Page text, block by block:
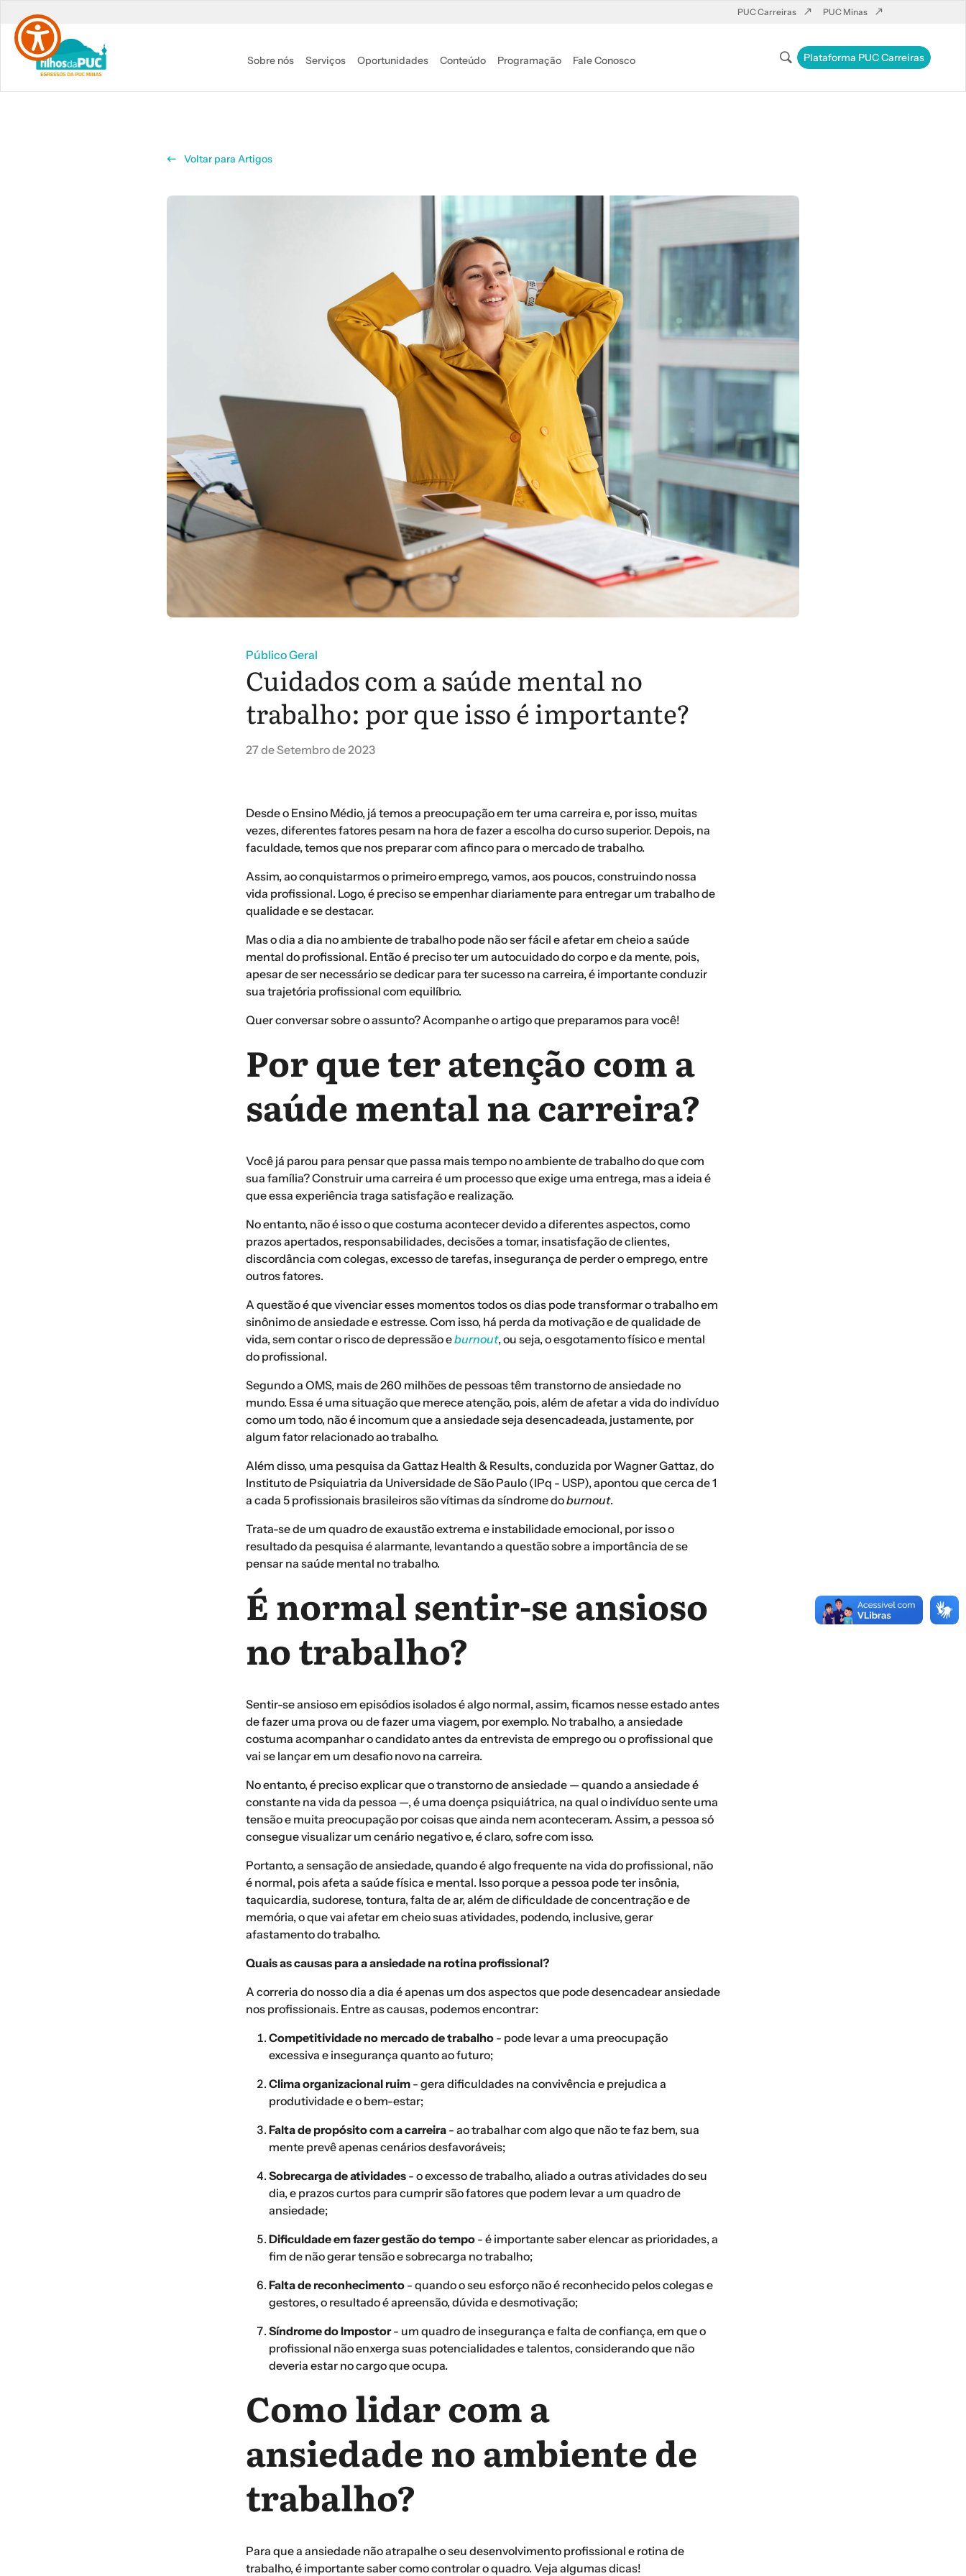
PUC Carreiras PUC Minas
Sobre nós Serviços Oportunidades Conteúdo Programação Fale Conosco Plataforma PUC Carreiras
Voltar para Artigos
Público Geral
Cuidados com a saúde mental no
trabalho: por que isso é importante?
27 de Setembro de 2023
Desde o Ensino Médio, já temos a preocupação em ter uma carreira e, por isso, muitas
vezes, diferentes fatores pesam na hora de fazer a escolha do curso superior. Depois, na
faculdade, temos que nos preparar com afinco para o mercado de trabalho.
Assim, ao conquistarmos o primeiro emprego, vamos, aos poucos, construindo nossa
vida profissional. Logo, é preciso se empenhar diariamente para entregar um trabalho de
qualidade e se destacar.
Mas o dia a dia no ambiente de trabalho pode não ser fácil e afetar em cheio a saúde
mental do profissional. Então é preciso ter um autocuidado do corpo e da mente, pois,
apesar de ser necessário se dedicar para ter sucesso na carreira, é importante conduzir
sua trajetória profissional com equilíbrio.
Quer conversar sobre o assunto? Acompanhe o artigo que preparamos para você!
Por que ter atenção com a
saúde mental na carreira?
Você já parou para pensar que passa mais tempo no ambiente de trabalho do que com
sua família? Construir uma carreira é um processo que exige uma entrega, mas a ideia é
que essa experiência traga satisfação e realização.
No entanto, não é isso o que costuma acontecer devido a diferentes aspectos, como
prazos apertados, responsabilidades, decisões a tomar, insatisfação de clientes,
discordância com colegas, excesso de tarefas, insegurança de perder o emprego, entre
outros fatores.
A questão é que vivenciar esses momentos todos os dias pode transformar o trabalho em
sinônimo de ansiedade e estresse. Com isso, há perda da motivação e de qualidade de
vida, sem contar o risco de depressão eburnout, ou seja, o esgotamento físico e mental
do profissional.
Segundo a OMS, mais de 260 milhões de pessoas têm transtorno de ansiedade no
mundo. Essa é uma situação que merece atenção, pois, além de afetar a vida do indivíduo
como um todo, não é incomum que a ansiedade seja desencadeada, justamente, por
algum fator relacionado ao trabalho.
Além disso, uma pesquisa da Gattaz Health & Results, conduzida por Wagner Gattaz, do
Instituto de Psiquiatria da Universidade de São Paulo (IPq - USP), apontou que cerca de 1
a cada 5 profissionais brasileiros são vítimas da síndrome doburnout.
Trata-se de um quadro de exaustão extrema e instabilidade emocional, por isso o
resultado da pesquisa é alarmante, levantando a questão sobre a importância de se
pensar na saúde mental no trabalho.
É normal sentir-se ansioso
no trabalho?
Sentir-se ansioso em episódios isolados é algo normal, assim, ficamos nesse estado antes
de fazer uma prova ou de fazer uma viagem, por exemplo. No trabalho, a ansiedade
costuma acompanhar o candidato antes da entrevista de emprego ou o profissional que
vai se lançar em um desafio novo na carreira.
No entanto, é preciso explicar que o transtorno de ansiedade — quando a ansiedade é
constante na vida da pessoa —, é uma doença psiquiátrica, na qual o indivíduo sente uma
tensão e muita preocupação por coisas que ainda nem aconteceram. Assim, a pessoa só
consegue visualizar um cenário negativo e, é claro, sofre com isso.
Portanto, a sensação de ansiedade, quando é algo frequente na vida do profissional, não
é normal, pois afeta a saúde física e mental. Isso porque a pessoa pode ter insônia,
taquicardia, sudorese, tontura, falta de ar, além de dificuldade de concentração e de
memória, o que vai afetar em cheio suas atividades, podendo, inclusive, gerar
afastamento do trabalho.
Quais as causas para a ansiedade na rotina profissional?
A correria do nosso dia a dia é apenas um dos aspectos que pode desencadear ansiedade
nos profissionais. Entre as causas, podemos encontrar:
Competitividade no mercado de trabalho - pode levar a uma preocupação
excessiva e insegurança quanto ao futuro;
Clima organizacional ruim - gera dificuldades na convivência e prejudica a
produtividade e o bem-estar;
Falta de propósito com a carreira - ao trabalhar com algo que não te faz bem, sua
mente prevê apenas cenários desfavoráveis;
Sobrecarga de atividades - o excesso de trabalho, aliado a outras atividades do seu
dia, e prazos curtos para cumprir são fatores que podem levar a um quadro de
ansiedade;
Dificuldade em fazer gestão do tempo - é importante saber elencar as prioridades, a
fim de não gerar tensão e sobrecarga no trabalho;
Falta de reconhecimento - quando o seu esforço não é reconhecido pelos colegas e
gestores, o resultado é apreensão, dúvida e desmotivação;
Síndrome do Impostor- um quadro de insegurança e falta de confiança, em que o
profissional não enxerga suas potencialidades e talentos, considerando que não
deveria estar no cargo que ocupa.
Como lidar com a
ansiedade no ambiente de
trabalho?
Para que a ansiedade não atrapalhe o seu desenvolvimento profissional e rotina de
trabalho, é importante saber como controlar o quadro. Veja algumas dicas!